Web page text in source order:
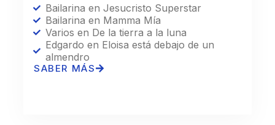
Bailarina en Jesucristo Superstar
Bailarina en Mamma Mía
Varios en De la tierra a la luna
Edgardo en Eloisa está debajo de un
almendro
SABER MÁS